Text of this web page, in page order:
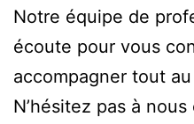
Notre équipe de
écoute pour vous
accompagner tout
N’hésitez pas à